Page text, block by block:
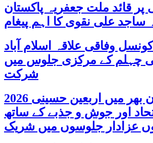
پر قائد ملت جعفریہ پاکستان
ساجد علی نقوی کا اہم پیغام
وفاقی علاقہ اسلام آباد
چہلم کے مرکزی جلوس میں
شرکت
پاکستان بھر میں اربعین حسینی 2026
اور جوش و جذبے کے ساتھ
عزادار جلوسوں میں شریک